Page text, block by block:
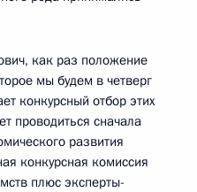
как раз положение
мы будем в четверг
конкурсный отбор этих
проводиться сначала
развития
конкурсная комиссия
плюс эксперты-